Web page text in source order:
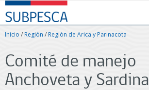
Contenido
principal
SUBPESCA
-
Subsecretaría
Acuicultura
-
Inicio /Región /Región de Arica y Parinacota
Comité de manejo
Anchoveta y Sardina